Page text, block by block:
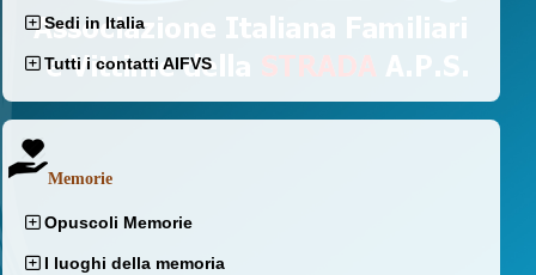
Sedi in Italia
Tutti i contatti AIFVS
Memorie
Opuscoli Memorie
I luoghi della memoria